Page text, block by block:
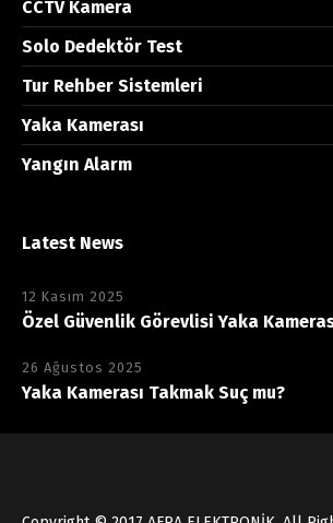
CCTV Kamera
Solo Dedektör Test
Tur Rehber Sistemleri
Yaka Kamerası
Yangın Alarm
Latest News
12 Kasım 2025
Özel Güvenlik Görevlisi Yaka
26 Ağustos 2025
Yaka Kamerası Takmak Suç mu?